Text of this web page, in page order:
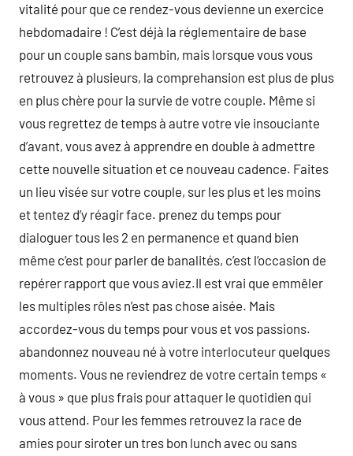
vitalité pour que ce rendez-vous devienne un exercice
hebdomadaire ! C’est déjà la réglementaire de base
pour un couple sans bambin, mais lorsque vous vous
retrouvez à plusieurs, la comprehansion est plus de plus
en plus chère pour la survie de votre couple. Même si
vous regrettez de temps à autre votre vie insouciante
d’avant, vous avez à apprendre en double à admettre
cette nouvelle situation et ce nouveau cadence. Faites
un lieu visée sur votre couple, sur les plus et les moins
et tentez d’y réagir face. prenez du temps pour
dialoguer tous les 2 en permanence et quand bien
même c’est pour parler de banalités, c’est l’occasion de
repérer rapport que vous aviez.Il est vrai que emmêler
les multiples rôles n’est pas chose aisée. Mais
accordez-vous du temps pour vous et vos passions.
abandonnez nouveau né à votre interlocuteur quelques
moments. Vous ne reviendrez de votre certain temps «
à vous » que plus frais pour attaquer le quotidien qui
vous attend. Pour les femmes retrouvez la race de
amies pour siroter un tres bon lunch avec ou sans